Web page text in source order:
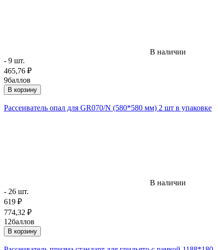
В наличии
- 9 шт.
465,76 ₽
9баллов
В корзину
Рассеиватель опал для GR070/N (580*580 мм) 2 шт в упаковке
В наличии
- 26 шт.
619 ₽
774,32 ₽
12баллов
В корзину